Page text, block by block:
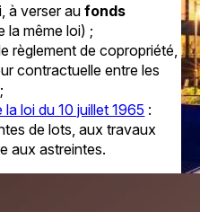
à verser au fonds
la même loi) ;
règlement de copropriété,
contractuelle entre les
la loi du 10 juillet 1965 :
de lots, aux travaux
aux astreintes.